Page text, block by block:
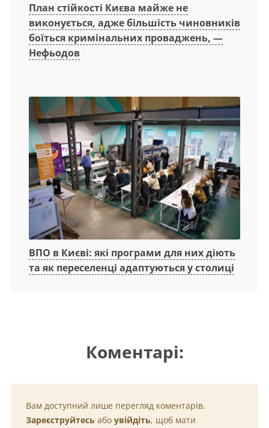
План стійкості Києва майже не
виконується, адже більшість чиновників
боїться кримінальних проваджень, —
Нефьодов
ВПО в Києві: які програми для них діють
та як переселенці адаптуються у столиці
Коментарі:
Вам доступний лише перегляд коментарів.
Зареєструйтесь або увійдіть, щоб мати